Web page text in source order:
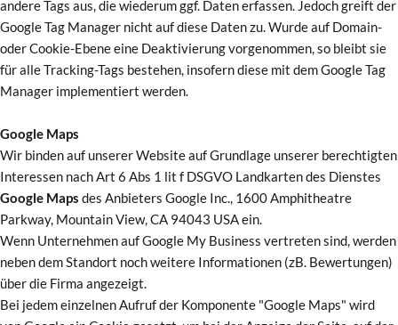
andere Tags aus, die wiederum ggf. Daten erfassen. Jedoch greift der
Google Tag Manager nicht auf diese Daten zu. Wurde auf Domain-
oder Cookie-Ebene eine Deaktivierung vorgenommen, so bleibt sie
für alle Tracking-Tags bestehen, insofern diese mit dem Google Tag
Manager implementiert werden.
Google Maps
Wir binden auf unserer Website auf Grundlage unserer berechtigten
Interessen nach Art 6 Abs 1 lit f DSGVO Landkarten des Dienstes
Google Maps des Anbieters Google Inc., 1600 Amphitheatre
Parkway, Mountain View, CA 94043 USA ein.
Wenn Unternehmen auf Google My Business vertreten sind, werden
neben dem Standort noch weitere Informationen (zB. Bewertungen)
über die Firma angezeigt.
Bei jedem einzelnen Aufruf der Komponente "Google Maps" wird